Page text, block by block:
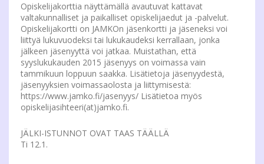
Opiskelijakorttia näyttämällä avautuvat kattavat
valtakunnalliset ja paikalliset opiskelijaedut ja -palvelut.
Opiskelijakortti on JAMKOn jäsenkortti ja jäseneksi voi
liittyä lukuvuodeksi tai lukukaudeksi kerrallaan, jonka
jälkeen jäsenyyttä voi jatkaa. Muistathan, että
syyslukukauden 2015 jäsenyys on voimassa vain
tammikuun loppuun saakka. Lisätietoja jäsenyydestä,
jäsenyyksien voimassaolosta ja liittymisestä:
https://www.jamko.fi/jasenyys/ Lisätietoa myös
opiskelijasihteeri(at)jamko.fi.
JÄLKI-ISTUNNOT OVAT TAAS TÄÄLLÄ
Ti 12.1.